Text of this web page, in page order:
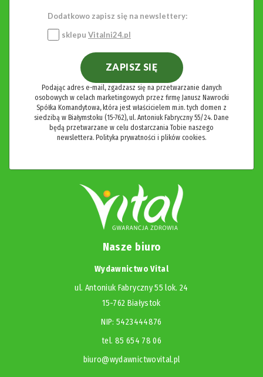
Dodatkowo zapisz się na newslettery:
sklepu Vitalni24.pl
ZAPISZ SIĘ
Podając adres e-mail, zgadzasz się na przetwarzanie danych
osobowych w celach marketingowych przez firmę Janusz Nawrocki
Spółka Komandytowa, która jest właścicielem m.in. tych domen z
siedzibą w Białymstoku (15-762), ul. Antoniuk Fabryczny 55/24. Dane
będą przetwarzane w celu dostarczania Tobie naszego
newslettera. Polityka prywatności i plików cookies.
Nasze biuro
Wydawnictwo Vital
ul. Antoniuk Fabryczny 55 lok. 24
15-762 Białystok
NIP: 5423444876
tel. 85 654 78 06
biuro@wydawnictwovital.pl